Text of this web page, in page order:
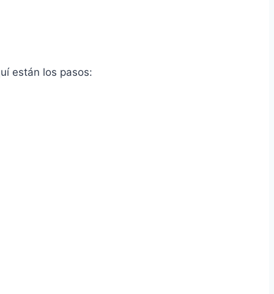
están los pasos: